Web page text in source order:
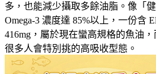
多，也能減少攝取多餘油脂。像「
Omega-3 濃度達 85%以上，一份含
416mg，屬於現在蠻高規格的魚油
很多人會特別挑的高吸收型態。